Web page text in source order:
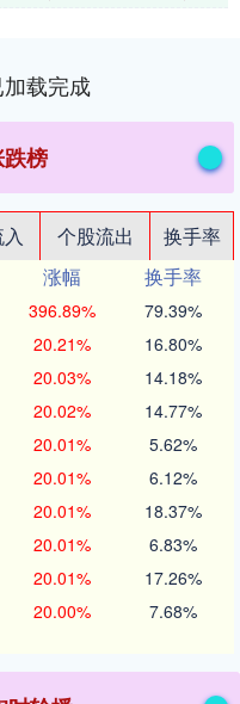
载完成
榜
个股流出
换手率
涨幅
换手率
396.89% 79.39%
20.21% 16.80%
20.03% 14.18%
20.02% 14.77%
20.01% 5.62%
20.01% 6.12%
20.01% 18.37%
20.01% 6.83%
20.01% 17.26%
20.00% 7.68%